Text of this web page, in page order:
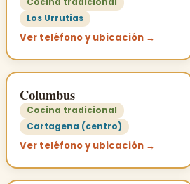
Los Urrutias
Ver teléfono y ubicación →
Columbus
Cocina tradicional
Cartagena (centro)
Ver teléfono y ubicación →